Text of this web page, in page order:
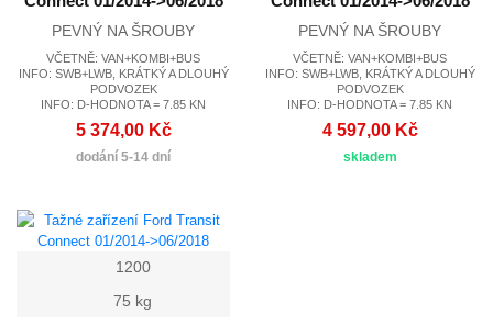
PEVNÝ NA ŠROUBY
VČETNĚ: VAN+KOMBI+BUS
INFO: SWB+LWB, KRÁTKÝ A DLOUHÝ
PODVOZEK
INFO: D-HODNOTA = 7.85 KN
5 374,00 Kč
dodání 5-14 dní
PEVNÝ NA ŠROUBY
VČETNĚ: VAN+KOMBI+BUS
INFO: SWB+LWB, KRÁTKÝ A DLOUHÝ
PODVOZEK
INFO: D-HODNOTA = 7.85 KN
4 597,00 Kč
skladem
1200
75 kg